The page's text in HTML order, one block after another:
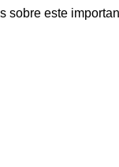
sobre este